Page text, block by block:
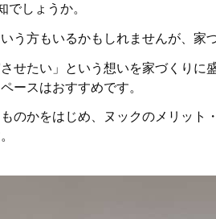
でしょうか。
う方もいるかもしれませんが、家
せたい」という想いを家づくりに
ースはおすすめです。
のかをはじめ、ヌックのメリット